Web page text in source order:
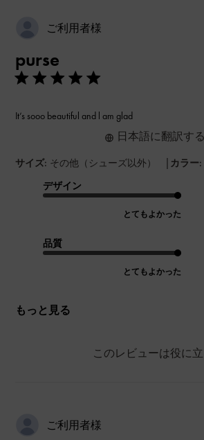
ご利用者様
purse
It’s sooo beautiful and l am glad
サイズ: その他（シューズ以外） | カラー:
デザイン
とてもよかった
品質
とてもよかった
もっと見る
日本語に翻訳する
このレビューは役に
ご利用者様